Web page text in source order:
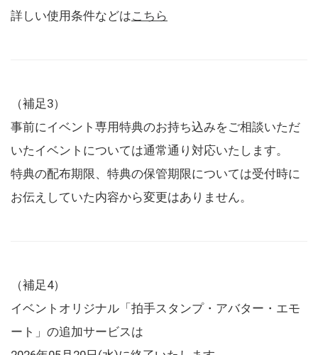
詳しい使用条件などはこちら
（補足3）
事前にイベント専用特典のお持ち込みをご相談いただ
いたイベントについては通常通り対応いたします。
特典の配布期限、特典の保管期限については受付時に
お伝えしていた内容から変更はありません。
（補足4）
イベントオリジナル「拍手スタンプ・アバター・エモ
ート」の追加サービスは